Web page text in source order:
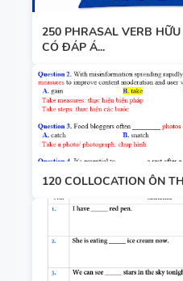
250 PHRASAL VERB
CÓ ĐÁP Á...
120 COLLOCATION ÔN